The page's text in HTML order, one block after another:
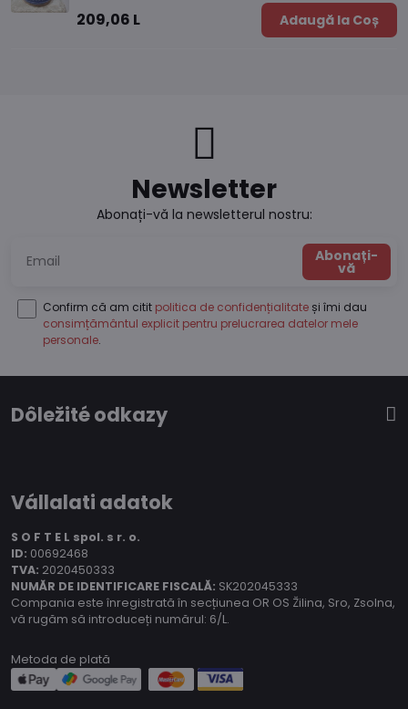
209,06 L Adaugă la Coș
Newsletter
Abonați-vă la newsletterul nostru:
Abonați-
vă
Confirm că am citit politica de confidențialitate și îmi dau
consimțământul explicit pentru prelucrarea datelor mele
personale.
Dôležité odkazy
Vállalati adatok
S O F T E L spol. s r. o.
ID: 00692468
TVA: 2020450333
NUMĂR DE IDENTIFICARE FISCALĂ: SK202045333
Compania este înregistrată în secțiunea OR OS Žilina, Sro, Zsolna,
vă rugăm să introduceți numărul: 6/L.
Metoda de plată